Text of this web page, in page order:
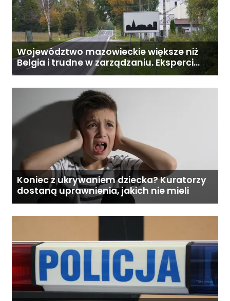
Województwo mazowieckie większe niż
Belgia i trudne w zarządzaniu. Eksperci
proponują podział centralnej Polski
Koniec z ukrywaniem dziecka? Kuratorzy
dostaną uprawnienia, jakich nie mieli